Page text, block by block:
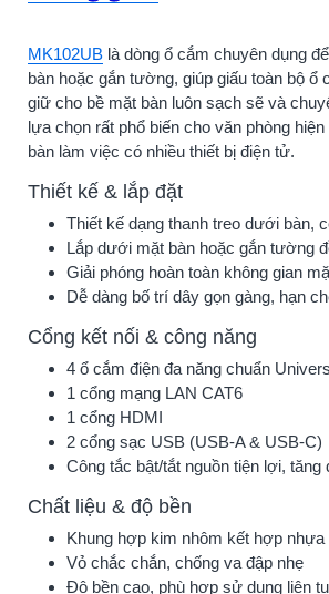
MK102UB là dòng ổ cắm chuyên dụng
bàn hoặc gắn tường, giúp giấu toàn bộ ổ
giữ cho bề mặt bàn luôn sạch sẽ và
lựa chọn rất phổ biến cho văn phòng
bàn làm việc có nhiều thiết bị điện tử.
Thiết kế & lắp đặt
Thiết kế dạng thanh treo dưới bàn,
Lắp dưới mặt bàn hoặc gắn tường
Giải phóng hoàn toàn không gian
Dễ dàng bố trí dây gọn gàng, hạn
Cổng kết nối & công năng
4 ổ cắm điện đa năng chuẩn
1 cổng mạng LAN CAT6
1 cổng HDMI
2 cổng sạc USB (USB-A & USB-C)
Công tắc bật/tắt nguồn tiện lợi, tăng
Chất liệu & độ bền
Khung hợp kim nhôm kết hợp nhựa
Vỏ chắc chắn, chống va đập nhẹ
Độ bền cao, phù hợp sử dụng liên